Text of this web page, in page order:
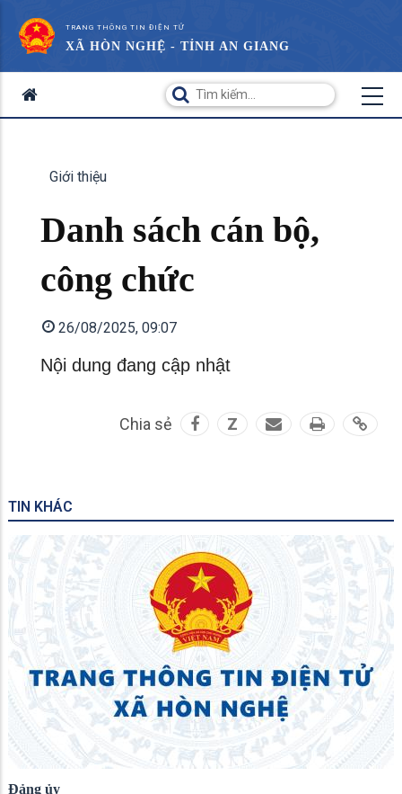
TRANG THÔNG TIN ĐIỆN TỬ
XÃ HÒN NGHỆ - TỈNH AN GIANG
Giới thiệu
Danh sách cán bộ,
công chức
26/08/2025, 09:07
Nội dung đang cập nhật
Chia sẻ Z
TIN KHÁC
Đảng ủy